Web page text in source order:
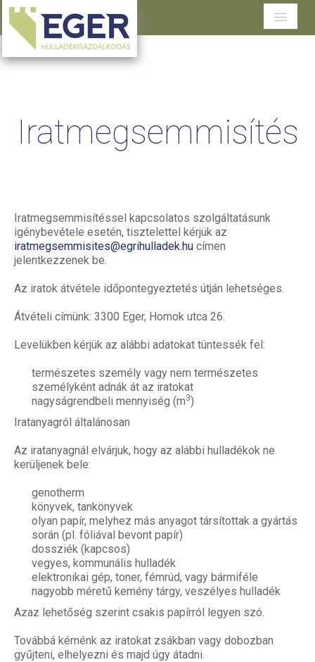
Szolgáltatások területenként
Iratmegsemmisítés
Iratmegsemmisítéssel kapcsolatos szolgáltatásunk
igénybevétele esetén, tisztelettel kérjük az
iratmegsemmisites@egrihulladek.hu címen
jelentkezzenek be.
Az iratok átvétele időpontegyeztetés útján lehetséges.
Átvételi címünk: 3300 Eger, Homok utca 26.
Levelükben kérjük az alábbi adatokat tüntessék fel:
természetes személy vagy nem természetes
személyként adnák át az iratokat
nagyságrendbeli mennyiség (m3)
Iratanyagról általánosan
Az iratanyagnál elvárjuk, hogy az alábbi hulladékok ne
kerüljenek bele:
genotherm
könyvek, tankönyvek
olyan papír, melyhez más anyagot társítottak a gyártás
során (pl. fóliával bevont papír)
dossziék (kapcsos)
vegyes, kommunális hulladék
elektronikai gép, toner, fémrúd, vagy bármiféle
nagyobb méretű kemény tárgy, veszélyes hulladék
Azaz lehetőség szerint csakis papírról legyen szó.
Továbbá kérnénk az iratokat zsákban vagy dobozban
gyűjteni, elhelyezni és majd úgy átadni.